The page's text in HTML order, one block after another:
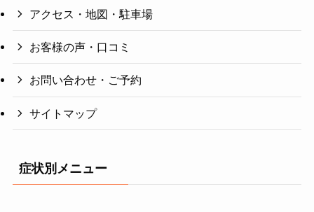
アクセス・地図・駐車場
お客様の声・口コミ
お問い合わせ・ご予約
サイトマップ
症状別メニュー